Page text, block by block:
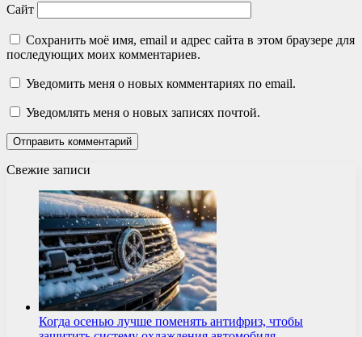
Сайт
Сохранить моё имя, email и адрес сайта в этом браузере для
последующих моих комментариев.
Уведомить меня о новых комментариях по email.
Уведомлять меня о новых записях почтой.
Свежие записи
Когда осенью лучше поменять антифриз, чтобы